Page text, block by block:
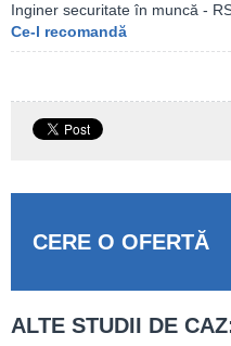
Inginer securitate în muncă -
Ce-l recomandă
CERE O OFERTĂ
ALTE STUDII DE